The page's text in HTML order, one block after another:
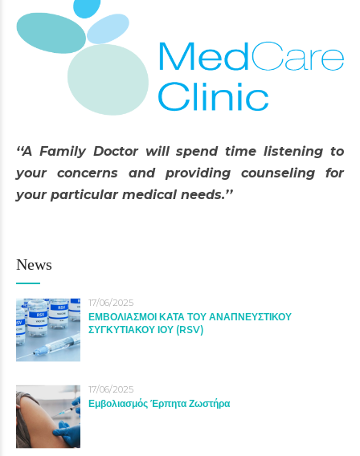
‘‘A Family Doctor will spend time listening to
your concerns and providing counseling for
your particular medical needs.’’
News
17/06/2025
ΕΜΒΟΛΙΑΣΜΟΙ ΚΑΤΑ ΤΟΥ ΑΝΑΠΝΕΥΣΤΙΚΟΥ
ΣΥΓΚΥΤΙΑΚΟΥ ΙΟΥ (RSV)
17/06/2025
Εμβολιασμός Έρπητα Ζωστήρα